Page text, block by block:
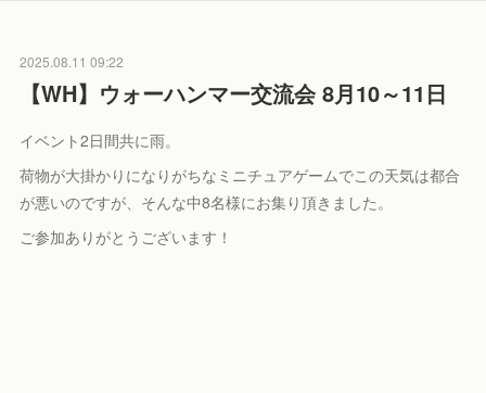
2025.08.11 09:22
【WH】ウォーハンマー交流会 8月10～11日
イベント2日間共に雨。
荷物が大掛かりになりがちなミニチュアゲームでこの天気は都合
が悪いのですが、そんな中8名様にお集り頂きました。
ご参加ありがとうございます！